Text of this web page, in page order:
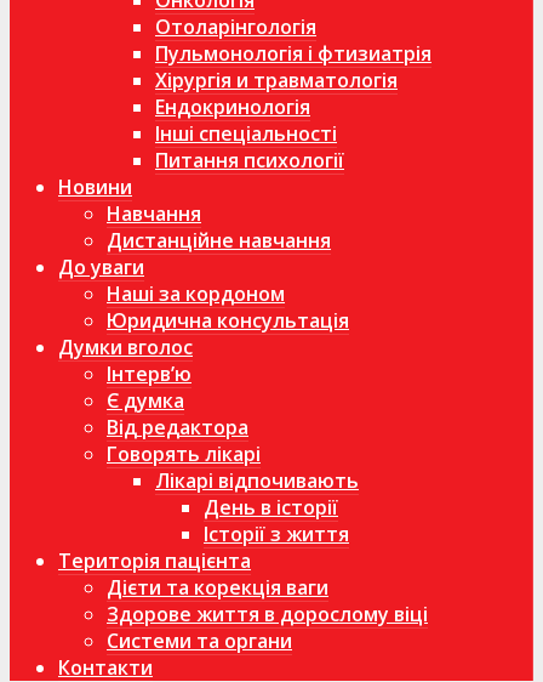
Отоларінгологія
Пульмонологія і фтизиатрія
Хірургія и травматологія
Ендокринологія
Інші спеціальності
Питання психології
Новини
Навчання
Дистанційне навчання
До уваги
Наші за кордоном
Юридична консультація
Думки вголос
Інтерв’ю
Є думка
Від редактора
Говорять лікарі
Лікарі відпочивають
День в історії
Історії з життя
Територія пацієнта
Дієти та корекція ваги
Здорове життя в дорослому віці
Системи та органи
Контакти